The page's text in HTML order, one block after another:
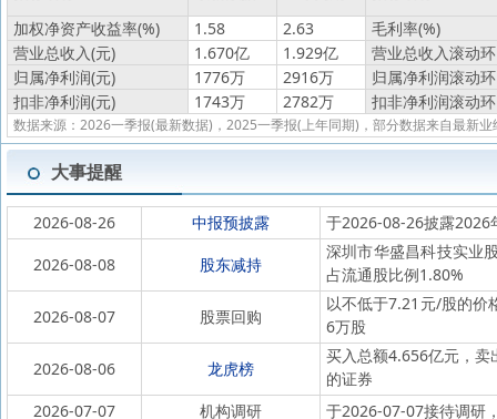
加权净资产收益率(%)
1.58 2.63
毛利率(%)
营业总收入(元)
1.670亿 1.929亿
营业总收入滚动
归属净利润(元)
1776万 2916万
归属净利润滚动
扣非净利润(元)
1743万 2782万 扣非净利润滚动
数据来源：2026一季报(最新数据)，2025一季报(上年同期)，部分数据来自最新业
大事提醒
2026-08-26 中报预披露
于2026-08-26披露2026
2026-08-08
股东减持
深圳市华盛昌科技实业
占流通股比例1.80%
2026-08-07
股票回购
以不低于7.21元/股的价
6万股
2026-08-06
龙虎榜
买入总额4.656亿元，
的证券
2026-07-07
机构调研 于2026-07-07接待调研